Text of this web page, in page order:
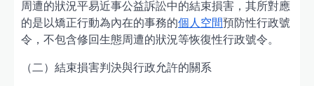
周遭的狀況平易近事公益訴訟中的結束損害，其所對應
的是以矯正行動為內在的事務的個人空間預防性行政號
令，不包含修回生態周遭的狀況等恢復性行政號令。
（二）結束損害判決與行政允許的關系